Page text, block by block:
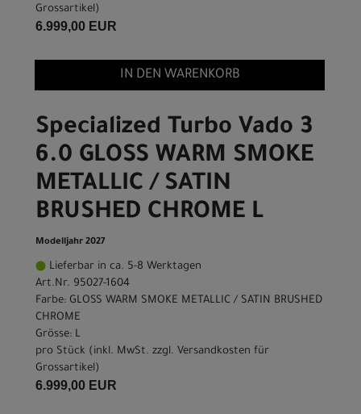
Grossartikel)
6.999,00 EUR
IN DEN WARENKORB
Specialized Turbo Vado 3
6.0 GLOSS WARM SMOKE
METALLIC / SATIN
BRUSHED CHROME L
Modelljahr 2027
Lieferbar in ca. 5-8 Werktagen
Art.Nr. 95027-1604
Farbe: GLOSS WARM SMOKE METALLIC / SATIN BRUSHED
CHROME
Grösse: L
pro Stück (inkl. MwSt. zzgl. Versandkosten für
Grossartikel)
6.999,00 EUR